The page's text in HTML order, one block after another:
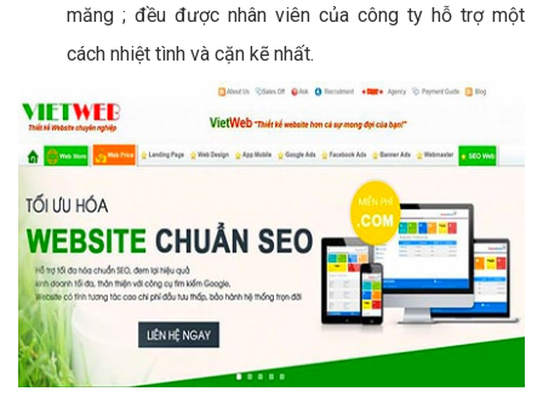
măng ; đều được nhân viên của công ty hỗ trợ một
cách nhiệt tình và cặn kẽ nhất.